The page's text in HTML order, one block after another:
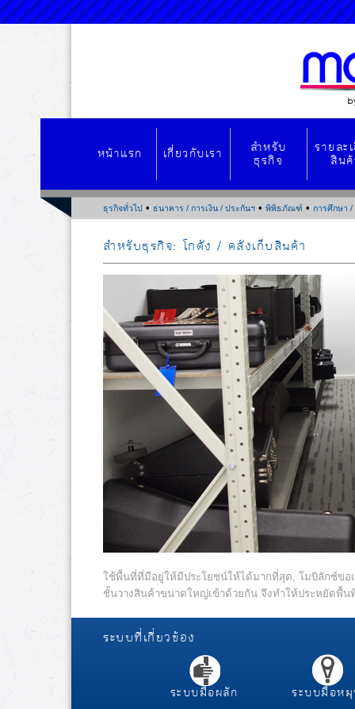
หน้าแรก เกี่ยวกับเรา สำหรับ
ธุรกิจ
รายละ
สิน
ธุรกิจทั่วไป• ธนาคาร / การเงิน / ประกันฯ• พิพิธภัณฑ์• การศึกษา /
สำหรับธุรกิจ: โกดัง / คลังเก็บสินค้า
ใช้พื้นที่ที่มีอยู่ให้มีประโยชน์ให้ได้มากที่สุด, โมบิลักซ์ขอ
ชั้นวางสินค้าขนาดใหญ่เข้าด้วยกัน จึงทำให้ประหยัดพื้
ระบบที่เกี่ยวข้อง
ระบบมือผลัก ระบบมือห